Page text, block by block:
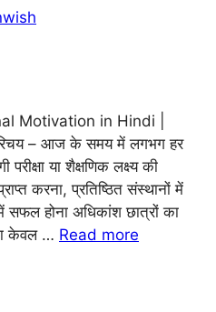
Motivation in Hindi |
– आज के समय में लगभग हर
परीक्षा या शैक्षणिक लक्ष्य की
करना, प्रतिष्ठित संस्थानों में
होना अधिकांश छात्रों का
केवल … Read more